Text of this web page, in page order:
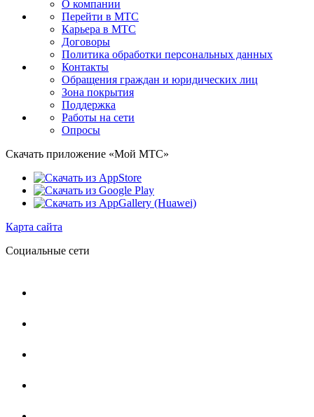
О компании
Перейти в МТС
Карьера в МТС
Договоры
Политика обработки персональных данных
Контакты
Обращения граждан и юридических лиц
Зона покрытия
Поддержка
Работы на сети
Опросы
Скачать приложение «Мой МТС»
Карта сайта
Социальные сети